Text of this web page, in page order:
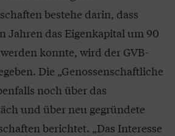
bestehe darin, dass
Jahren das Eigenkapital um 90
konnte, wird der GVB-
Die „Genossenschaftliche
noch über das
und über neu gegründete
berichtet. „Das Interesse